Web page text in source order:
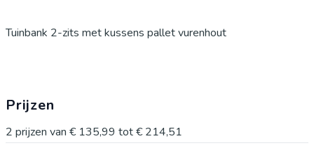
Tuinbank 2-zits met kussens pallet vurenhout
Prijzen
2 prijzen van € 135,99 tot€ 214,51